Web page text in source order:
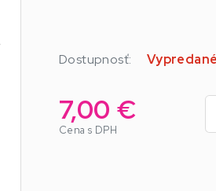
Dostupnosť: Vypredané
7,00 €
Cena s DPH